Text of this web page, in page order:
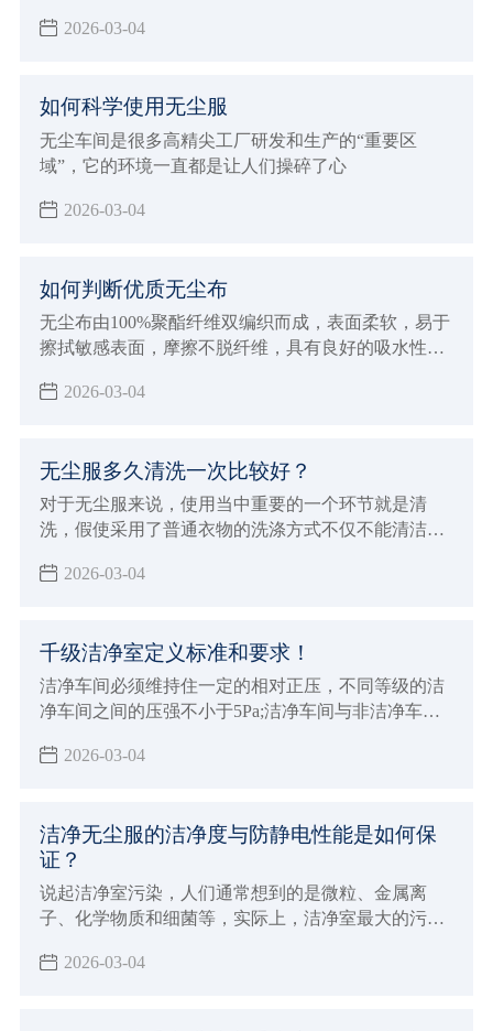
2026-03-04
如何科学使用无尘服
无尘车间是很多高精尖工厂研发和生产的“重要区
域”，它的环境一直都是让人们操碎了心
2026-03-04
如何判断优质无尘布
无尘布由100%聚酯纤维双编织而成，表面柔软，易于
擦拭敏感表面，摩擦不脱纤维，具有良好的吸水性及
2026-03-04
无尘服多久清洗一次比较好？
对于无尘服来说，使用当中重要的一个环节就是清
洗，假使采用了普通衣物的洗涤方式不仅不能清洁和
搬运过程中，也会有附着灰尘及微生物的危险，所以
2026-03-04
千级洁净室定义标准和要求！
洁净车间必须维持住一定的相对正压，不同等级的洁
净车间之间的压强不小于5Pa;洁净车间与非洁净车间
逆流到高级洁净车间
2026-03-04
洁净无尘服的洁净度与防静电性能是如何保
证？
说起洁净室污染，人们通常想到的是微粒、金属离
子、化学物质和细菌等，实际上，洁净室最大的污染
埃和静电的防护显得十分重要。
2026-03-04